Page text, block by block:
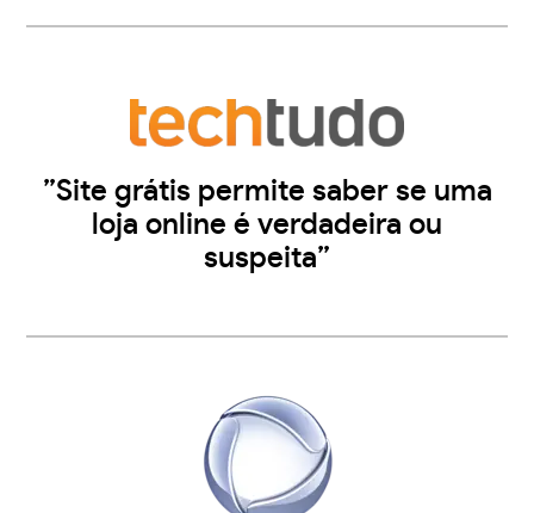
”Site grátis permite saber se uma
loja online é verdadeira ou
suspeita”